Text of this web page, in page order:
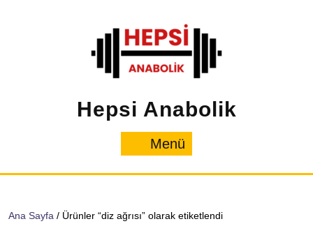
Hepsi Anabolik
Menü
Ana Sayfa / Ürünler “diz ağrısı” olarak etiketlendi